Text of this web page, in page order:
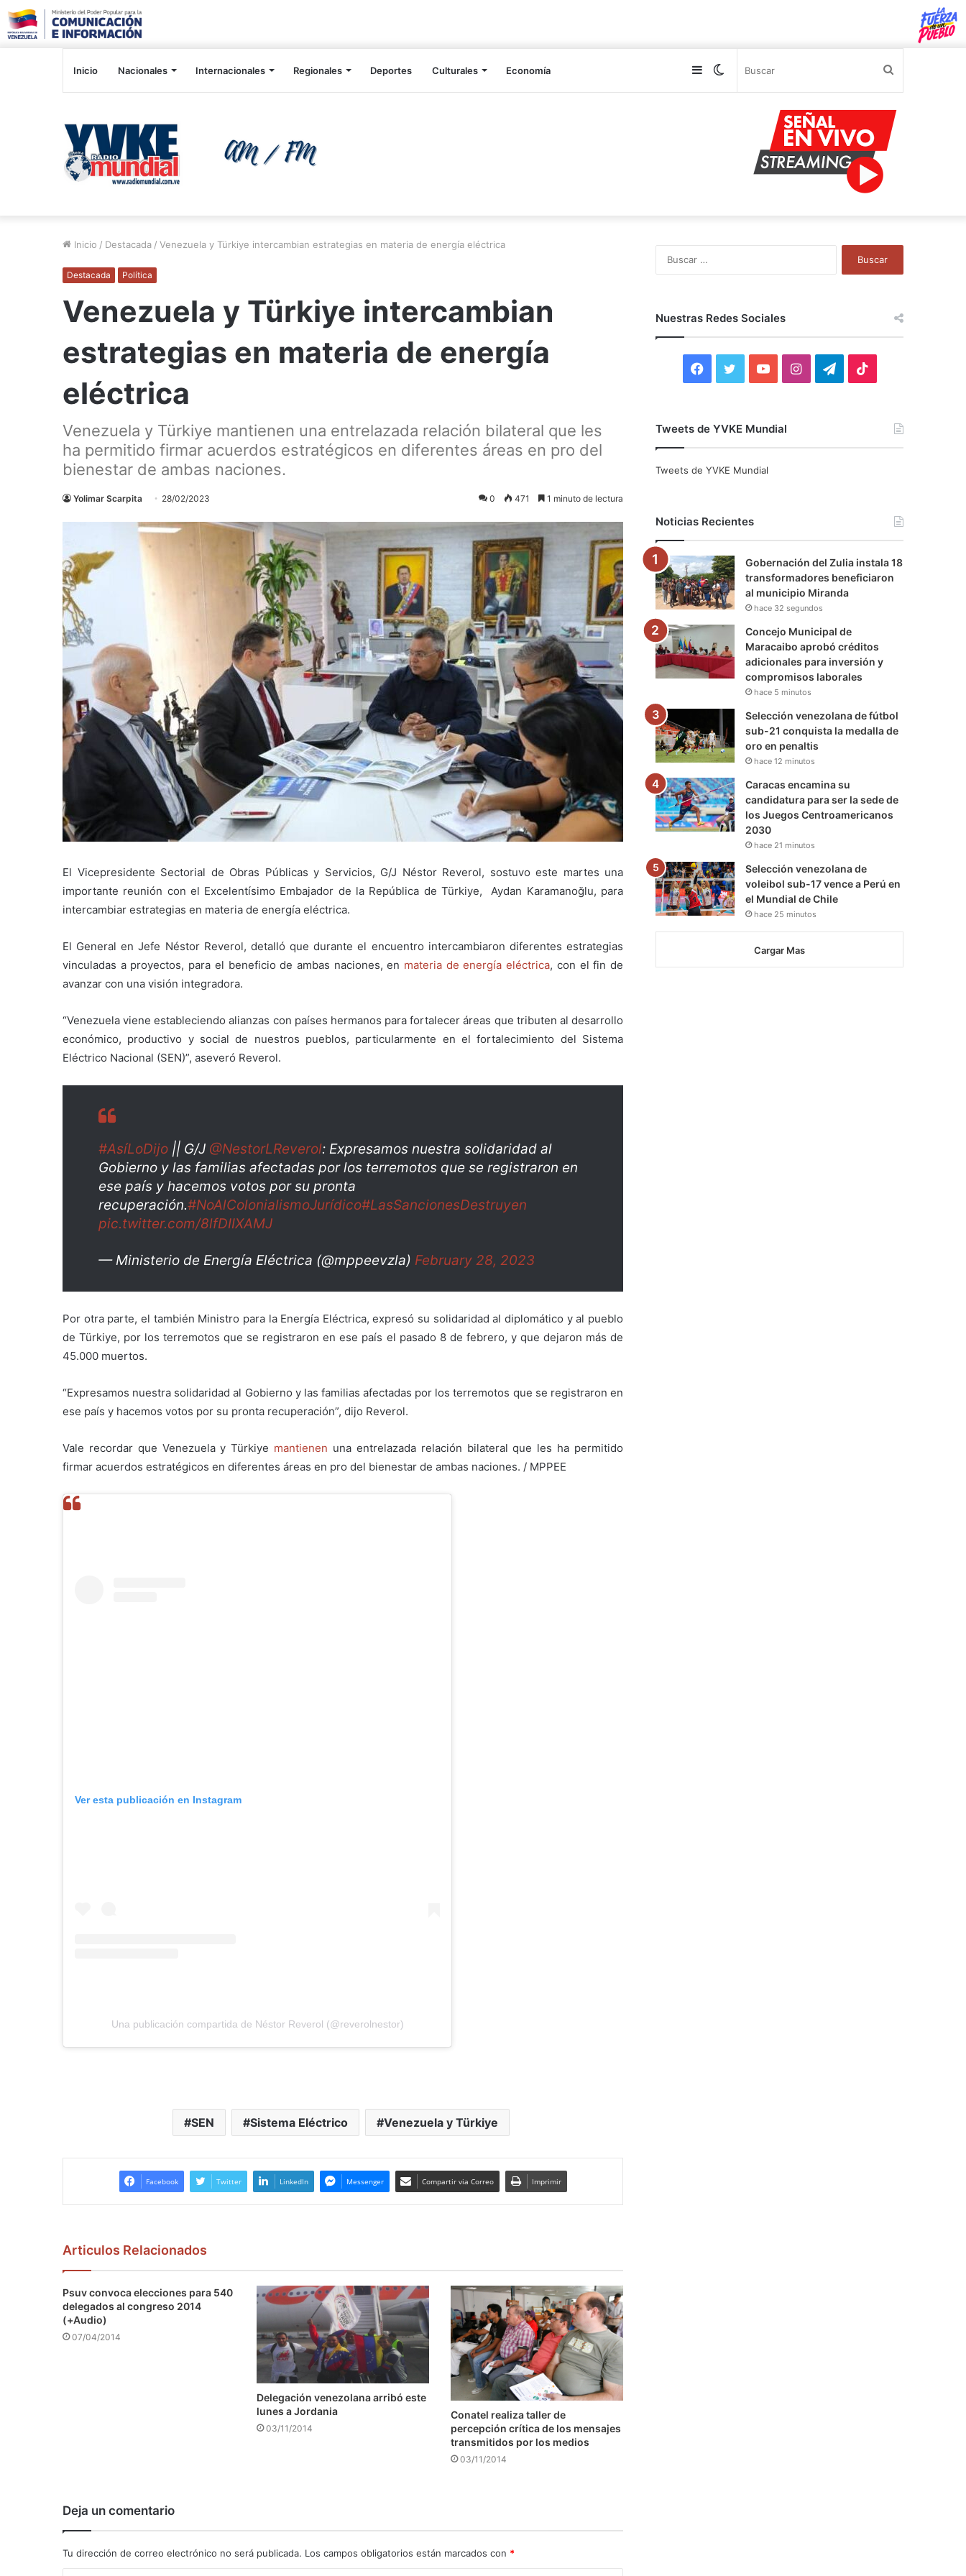
Inicio Nacionales Internacionales Regionales Deportes Culturales Economía Switch
Sidebar
Inicio / Destacada / Venezuela y Türkiye intercambian estrategias en materia de energía eléctrica
Destacada Política
Venezuela y Türkiye intercambian
estrategias en materia de energía
eléctrica
Venezuela y Türkiye mantienen una entrelazada relación bilateral que les
ha permitido firmar acuerdos estratégicos en diferentes áreas en pro del
bienestar de ambas naciones.
Yolimar Scarpita 28/02/2023 0 471 1 minuto de lectura
El Vicepresidente Sectorial de Obras Públicas y Servicios, G/J Néstor Reverol, sostuvo este martes una
importante reunión con el Excelentísimo Embajador de la República de Türkiye, Aydan Karamanoğlu, para
intercambiar estrategias en materia de energía eléctrica.
El General en Jefe Néstor Reverol, detalló que durante el encuentro intercambiaron diferentes estrategias
vinculadas a proyectos, para el beneficio de ambas naciones, en materia de energía eléctrica, con el fin de
avanzar con una visión integradora.
“Venezuela viene estableciendo alianzas con países hermanos para fortalecer áreas que tributen al desarrollo
económico, productivo y social de nuestros pueblos, particularmente en el fortalecimiento del Sistema
Eléctrico Nacional (SEN)”, aseveró Reverol.
#AsíLoDijo || G/J @NestorLReverol: Expresamos nuestra solidaridad al
Gobierno y las familias afectadas por los terremotos que se registraron en
ese país y hacemos votos por su pronta
recuperación.#NoAlColonialismoJurídico#LasSancionesDestruyen
pic.twitter.com/8lfDIIXAMJ
— Ministerio de Energía Eléctrica (@mppeevzla) February 28, 2023
Por otra parte, el también Ministro para la Energía Eléctrica, expresó su solidaridad al diplomático y al pueblo
de Türkiye, por los terremotos que se registraron en ese país el pasado 8 de febrero, y que dejaron más de
45.000 muertos.
“Expresamos nuestra solidaridad al Gobierno y las familias afectadas por los terremotos que se registraron en
ese país y hacemos votos por su pronta recuperación”, dijo Reverol.
Vale recordar que Venezuela y Türkiye mantienen una entrelazada relación bilateral que les ha permitido
firmar acuerdos estratégicos en diferentes áreas en pro del bienestar de ambas naciones. / MPPEE
Ver esta publicación en Instagram
Una publicación compartida de Néstor Reverol (@reverolnestor)
SEN Sistema Eléctrico Venezuela y Türkiye
Facebook Twitter LinkedIn Messenger Compartir via Correo Imprimir
Articulos Relacionados
Psuv convoca elecciones para 540
delegados al congreso 2014
(+Audio)
07/04/2014
Delegación venezolana arribó este
lunes a Jordania
03/11/2014
Conatel realiza taller de
percepción crítica de los mensajes
transmitidos por los medios
03/11/2014
Deja un comentario
Tu dirección de correo electrónico no será publicada. Los campos obligatorios están marcados con *
Nuestras Redes Sociales
F
c
o
k
i
r
Y
u
e
I
r
a
m
T
a
m
Tweets de YVKE Mundial
Tweets de YVKE Mundial
Noticias Recientes
Gobernación del Zulia instala 18
transformadores beneficiaron
al municipio Miranda
hace 32 segundos
Concejo Municipal de
Maracaibo aprobó créditos
adicionales para inversión y
compromisos laborales
hace 5 minutos
Selección venezolana de fútbol
sub-21 conquista la medalla de
oro en penaltis
hace 12 minutos
Caracas encamina su
candidatura para ser la sede de
los Juegos Centroamericanos
2030
hace 21 minutos
Selección venezolana de
voleibol sub-17 vence a Perú en
el Mundial de Chile
hace 25 minutos
Cargar Mas